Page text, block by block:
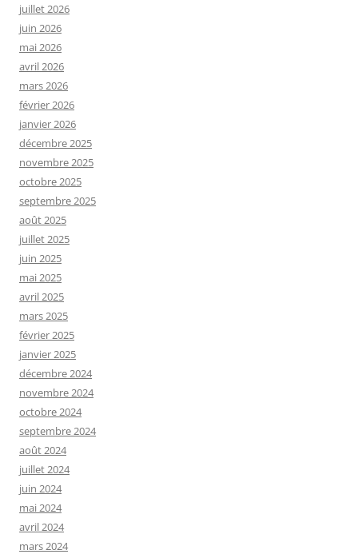
juillet 2026
juin 2026
mai 2026
avril 2026
mars 2026
février 2026
janvier 2026
décembre 2025
novembre 2025
octobre 2025
septembre 2025
août 2025
juillet 2025
juin 2025
mai 2025
avril 2025
mars 2025
février 2025
janvier 2025
décembre 2024
novembre 2024
octobre 2024
septembre 2024
août 2024
juillet 2024
juin 2024
mai 2024
avril 2024
mars 2024